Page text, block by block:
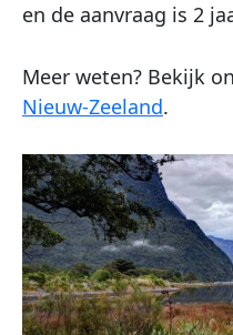
en de aanvraag is 2
Meer weten? Bekijk
Nieuw-Zeeland.